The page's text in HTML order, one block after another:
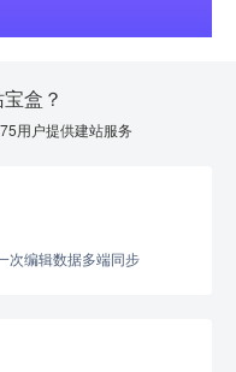
盒？
用户提供建站服务
次编辑数据多端同步